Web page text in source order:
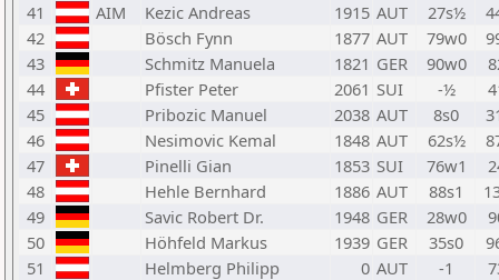
41
AIM Kezic Andreas 1915 AUT 27s½
42
Bösch Fynn 1877 AUT 79w0
43
Schmitz Manuela 1821 GER 90w0
44
Pfister Peter 2061 SUI -½
45
Pribozic Manuel 2038 AUT 8s0
46
Nesimovic Kemal 1848 AUT 62s½
47
Pinelli Gian 1853 SUI 76w1
48
Hehle Bernhard 1886 AUT 88s1
49
Savic Robert Dr. 1948 GER 28w0
50
Höhfeld Markus 1939 GER 35s0
51
Helmberg Philipp 0 AUT -1